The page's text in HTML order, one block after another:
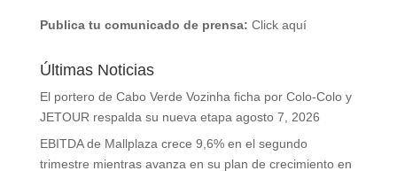
Publica tu comunicado de prensa: Click aquí
Últimas Noticias
El portero de Cabo Verde Vozinha ficha por Colo-Colo y
JETOUR respalda su nueva etapa agosto 7, 2026
EBITDA de Mallplaza crece 9,6% en el segundo
trimestre mientras avanza en su plan de crecimiento en